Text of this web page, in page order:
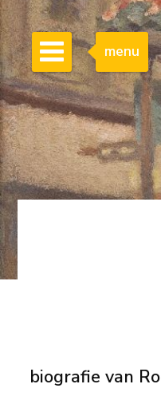
menu
biografie van